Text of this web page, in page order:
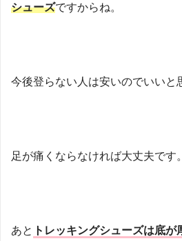
シューズですからね。
今後登らない人は安いのでいいと
足が痛くならなければ大丈夫です。
あと トレッキングシューズは底